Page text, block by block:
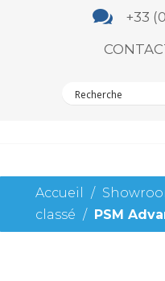

+33
Accueil /
classé / PSM